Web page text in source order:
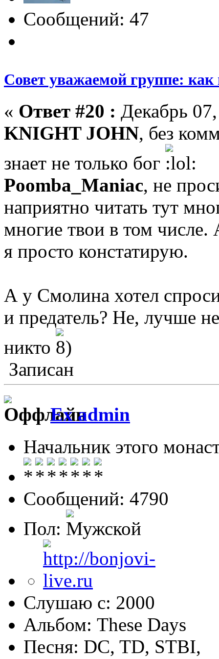
Сообщений: 47
Совет уважаемой группе:
« Ответ #20 : Декабрь
KNIGHT JOHN, без
знает не только бог
Poomba_Maniac, не
наприятно читать тут
многие твои в том
я просто констатирую.
А у Смолина хотел
и предатель? Не, лучше
никто
Записан
Ex admin
Начальник этого
Сообщений: 4790
Пол:
Слушаю с: 2000
Альбом: These Days
Песня: DC, TD, STBI,